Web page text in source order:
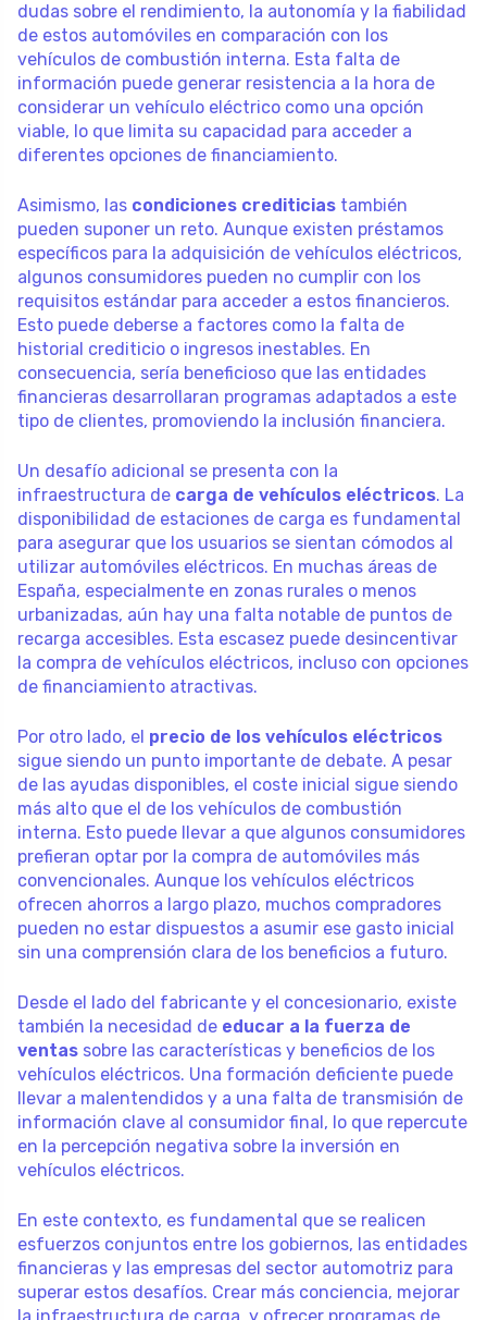
dudas sobre el rendimiento, la autonomía y la fiabilidad
de estos automóviles en comparación con los
vehículos de combustión interna. Esta falta de
información puede generar resistencia a la hora de
considerar un vehículo eléctrico como una opción
viable, lo que limita su capacidad para acceder a
diferentes opciones de financiamiento.
Asimismo, las condiciones crediticias también
pueden suponer un reto. Aunque existen préstamos
específicos para la adquisición de vehículos eléctricos,
algunos consumidores pueden no cumplir con los
requisitos estándar para acceder a estos financieros.
Esto puede deberse a factores como la falta de
historial crediticio o ingresos inestables. En
consecuencia, sería beneficioso que las entidades
financieras desarrollaran programas adaptados a este
tipo de clientes, promoviendo la inclusión financiera.
Un desafío adicional se presenta con la
infraestructura de carga de vehículos eléctricos. La
disponibilidad de estaciones de carga es fundamental
para asegurar que los usuarios se sientan cómodos al
utilizar automóviles eléctricos. En muchas áreas de
España, especialmente en zonas rurales o menos
urbanizadas, aún hay una falta notable de puntos de
recarga accesibles. Esta escasez puede desincentivar
la compra de vehículos eléctricos, incluso con opciones
de financiamiento atractivas.
Por otro lado, el precio de los vehículos eléctricos
sigue siendo un punto importante de debate. A pesar
de las ayudas disponibles, el coste inicial sigue siendo
más alto que el de los vehículos de combustión
interna. Esto puede llevar a que algunos consumidores
prefieran optar por la compra de automóviles más
convencionales. Aunque los vehículos eléctricos
ofrecen ahorros a largo plazo, muchos compradores
pueden no estar dispuestos a asumir ese gasto inicial
sin una comprensión clara de los beneficios a futuro.
Desde el lado del fabricante y el concesionario, existe
también la necesidad de educar a la fuerza de
ventas sobre las características y beneficios de los
vehículos eléctricos. Una formación deficiente puede
llevar a malentendidos y a una falta de transmisión de
información clave al consumidor final, lo que repercute
en la percepción negativa sobre la inversión en
vehículos eléctricos.
En este contexto, es fundamental que se realicen
esfuerzos conjuntos entre los gobiernos, las entidades
financieras y las empresas del sector automotriz para
superar estos desafíos. Crear más conciencia, mejorar